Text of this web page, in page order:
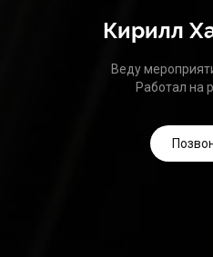
Кирилл
Веду
Работал на